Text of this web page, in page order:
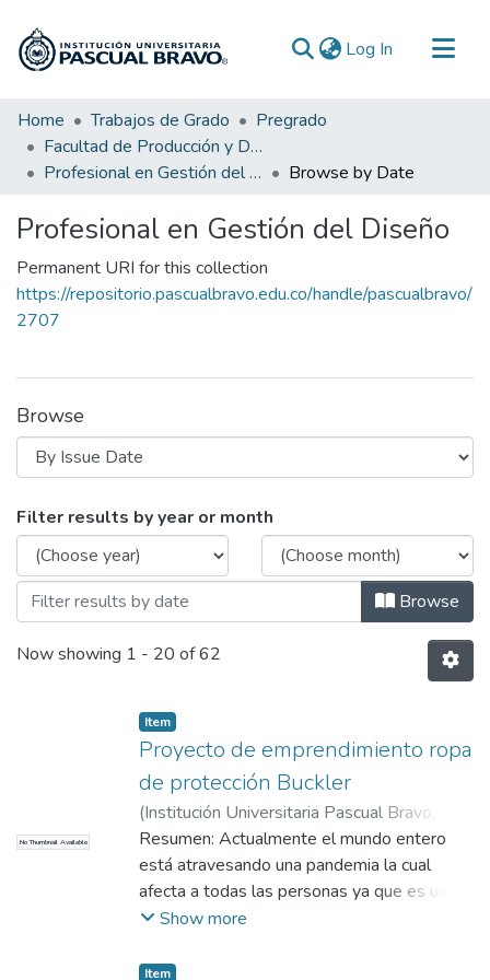
Log In (current)
Communities & Collections
All of DSpace
Home Trabajos de Grado
Pregrado
Facultad de Producción y Diseño
Profesional en Gestión del Diseño
Browse by Date
Profesional en Gestión del Diseño
Permanent URI for this collection
https://repositorio.pascualbravo.edu.co/handle/pascualbravo/
2707
Browse
Browsing Profesional en Gestión
Filter results by year or month
Browse
Now showing 1 - 20 of 62
No Thumbnail Available
Item
Proyecto de emprendimiento ropa
de protección Buckler
(Institución Universitaria Pascual Bravo
2020)Pérez González, Cristian Camilo;Ruiz
Bedoya, Ana María;Mejía Vélez, Lina María
Resumen: Actualmente el mundo entero
está atravesando una pandemia la cual
afecta a todas las personas ya que es un
virus de fácil transmisión y debemos
como tapabocas y gafas de protección para
Show more
Item